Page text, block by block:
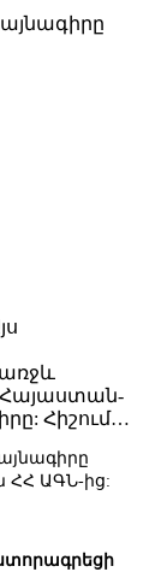
առջև
Հայաստան-
Հիշում…
ՀՀ ԱԳՆ-ից: